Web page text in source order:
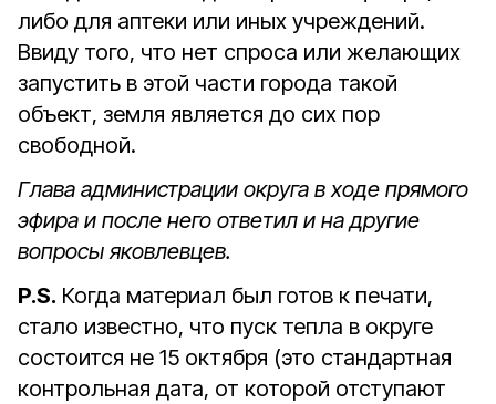
либо для аптеки или иных учреждений.
Ввиду того, что нет спроса или желающих
запустить в этой части города такой
объект, земля является до сих пор
свободной.
Глава администрации округа в ходе прямого
эфира и после него ответил и на другие
вопросы яковлевцев.
P.S. Когда материал был готов к печати,
стало известно, что пуск тепла в округе
состоится не 15 октября (это стандартная
контрольная дата, от которой отступают